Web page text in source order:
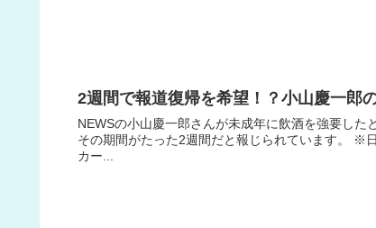
2週間で報道復帰を希望！？小山慶一郎
NEWSの小山慶一郎さんが未成年に飲酒を強要した
その期間がたった2週間だと報じられています。 ※
カー...